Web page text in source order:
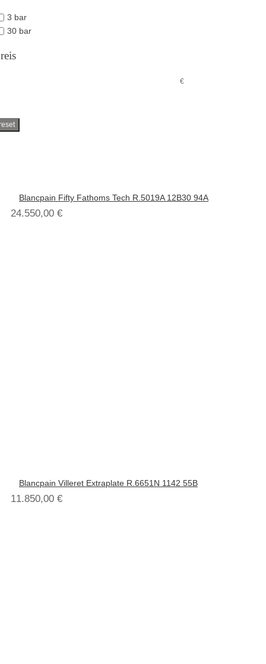
3 bar
30 bar
€
Blancpain Fifty Fathoms Tech R.5019A 12B30 94A
24.550,00 €
Blancpain Villeret Extraplate R.6651N 1142 55B
11.850,00 €